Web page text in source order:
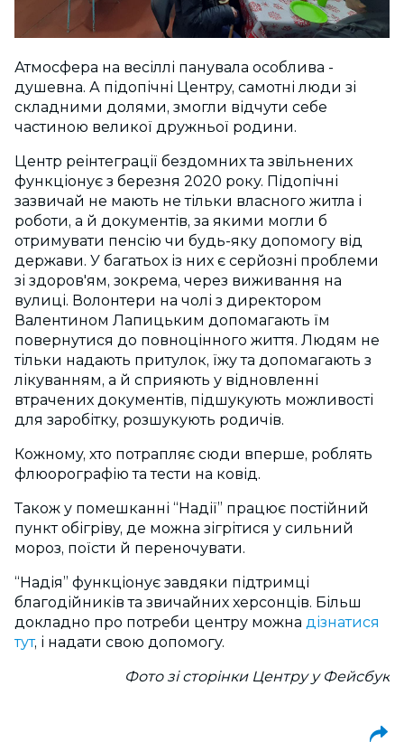
Атмосфера на весіллі панувала особлива -
душевна. А підопічні Центру, самотні люди зі
складними долями, змогли відчути себе
частиною великої дружньої родини.
Центр реінтеграції бездомних та звільнених
функціонує з березня 2020 року. Підопічні
зазвичай не мають не тільки власного житла і
роботи, а й документів, за якими могли б
отримувати пенсію чи будь-яку допомогу від
держави. У багатьох із них є серйозні проблеми
зі здоров'ям, зокрема, через виживання на
вулиці. Волонтери на чолі з директором
Валентином Лапицьким допомагають їм
повернутися до повноцінного життя. Людям не
тільки надають притулок, їжу та допомагають з
лікуванням, а й сприяють у відновленні
втрачених документів, підшукують можливості
для заробітку, розшукують родичів.
Кожному, хто потрапляє сюди вперше, роблять
флюорографію та тести на ковід.
Також у помешканні “Надії” працює постійний
пункт обігріву, де можна зігрітися у сильний
мороз, поїсти й переночувати.
“Надія” функціонує завдяки підтримці
благодійників та звичайних херсонців. Більш
докладно про потреби центру можна дізнатися
тут, і надати свою допомогу.
Фото зі сторінки Центру у Фейсбук